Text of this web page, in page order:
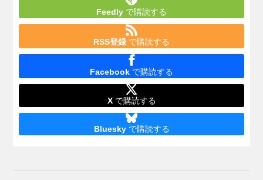
Feedly で購読する
RSS登録 で購読する
Facebook で購読する
Xで購読する
Blueskyで購読する